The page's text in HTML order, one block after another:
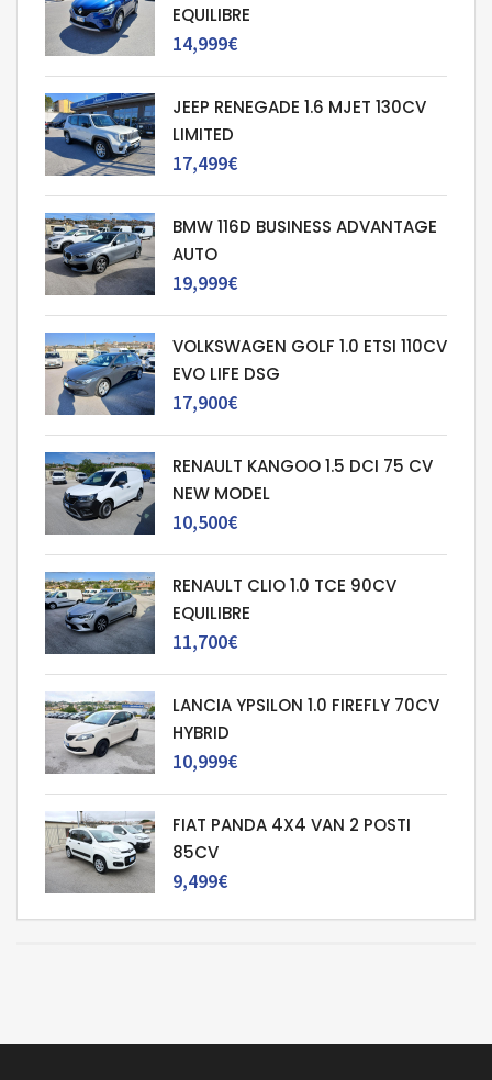
EQUILIBRE
14,999€
JEEP RENEGADE 1.6 MJET 130CV
LIMITED
17,499€
BMW 116D BUSINESS ADVANTAGE
AUTO
19,999€
VOLKSWAGEN GOLF 1.0 ETSI 110CV
EVO LIFE DSG
17,900€
RENAULT KANGOO 1.5 DCI 75 CV
NEW MODEL
10,500€
RENAULT CLIO 1.0 TCE 90CV
EQUILIBRE
11,700€
LANCIA YPSILON 1.0 FIREFLY 70CV
HYBRID
10,999€
FIAT PANDA 4X4 VAN 2 POSTI
85CV
9,499€